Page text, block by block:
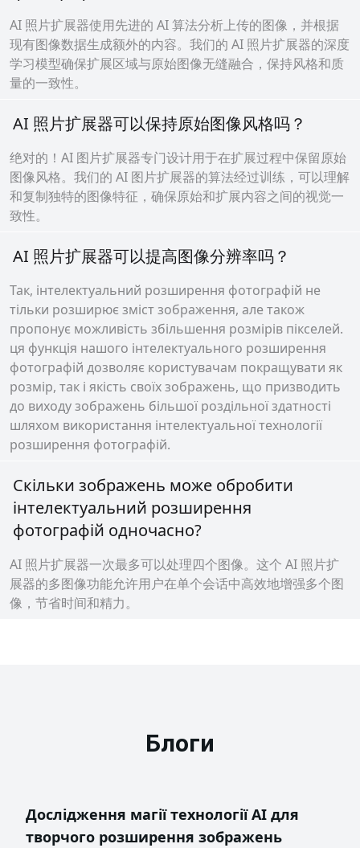
AI 照片扩展器使用先进的 AI 算法分析上传的图像，并根据
现有图像数据生成额外的内容。我们的 AI 照片扩展器的深度
学习模型确保扩展区域与原始图像无缝融合，保持风格和质
量的一致性。
AI 照片扩展器可以保持原始图像风格吗？
绝对的！AI 图片扩展器专门设计用于在扩展过程中保留原始
图像风格。我们的 AI 图片扩展器的算法经过训练，可以理解
和复制独特的图像特征，确保原始和扩展内容之间的视觉一
致性。
AI 照片扩展器可以提高图像分辨率吗？
Так, інтелектуальний розширення фотографій не
тільки розширює зміст зображення, але також
пропонує можливість збільшення розмірів пікселей.
ця функція нашого інтелектуального розширення
фотографій дозволяє користувачам покращувати як
розмір, так і якість своїх зображень, що призводить
до виходу зображень більшої роздільної здатності
шляхом використання інтелектуальної технології
розширення фотографій.
Скільки зображень може обробити
інтелектуальний розширення
фотографій одночасно?
AI 照片扩展器一次最多可以处理四个图像。这个 AI 照片扩
展器的多图像功能允许用户在单个会话中高效地增强多个图
像，节省时间和精力。
Блоги
Дослідження магії технології AI для
творчого розширення зображень